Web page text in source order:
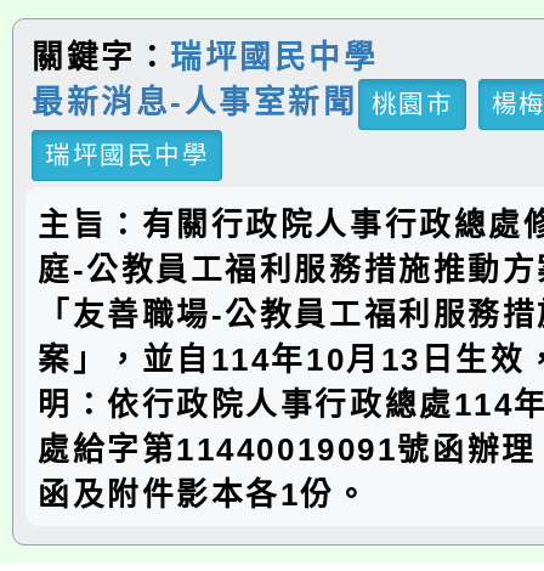
關鍵字： 瑞坪國民中學
最新消息-人事室新聞
桃園市
楊
瑞坪國民中學
主旨：有關行政院人事行政總處
庭-公教員工福利服務措施推動
「友善職場-公教員工福利服務
案」，並自114年10月13日生效
明：依行政院人事行政總處114
處給字第11440019091號函辦
函及附件影本各1份。